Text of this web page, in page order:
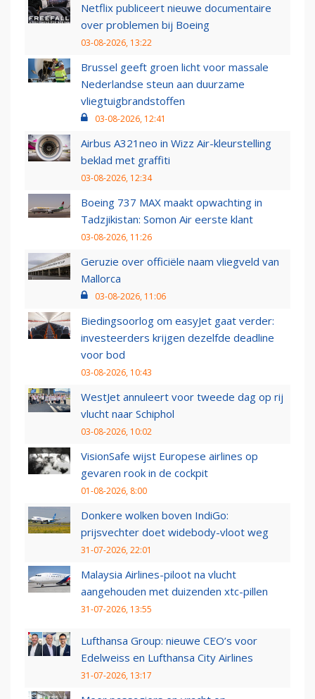
Netflix publiceert nieuwe documentaire
over problemen bij Boeing
03-08-2026, 13:22
Brussel geeft groen licht voor massale
Nederlandse steun aan duurzame
vliegtuigbrandstoffen
03-08-2026, 12:41
Airbus A321neo in Wizz Air-kleurstelling
beklad met graffiti
03-08-2026, 12:34
Boeing 737 MAX maakt opwachting in
Tadzjikistan: Somon Air eerste klant
03-08-2026, 11:26
Geruzie over officiële naam vliegveld van
Mallorca
03-08-2026, 11:06
Biedingsoorlog om easyJet gaat verder:
investeerders krijgen dezelfde deadline
voor bod
03-08-2026, 10:43
WestJet annuleert voor tweede dag op rij
vlucht naar Schiphol
03-08-2026, 10:02
VisionSafe wijst Europese airlines op
gevaren rook in de cockpit
01-08-2026, 8:00
Donkere wolken boven IndiGo:
prijsvechter doet widebody-vloot weg
31-07-2026, 22:01
Malaysia Airlines-piloot na vlucht
aangehouden met duizenden xtc-pillen
31-07-2026, 13:55
Lufthansa Group: nieuwe CEO’s voor
Edelweiss en Lufthansa City Airlines
31-07-2026, 13:17